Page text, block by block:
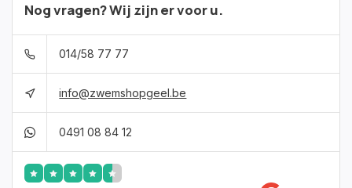
Nog vragen? Wij zijn er voor u.
014/58 77 77
info@zwemshopgeel.be
0491 08 84 12